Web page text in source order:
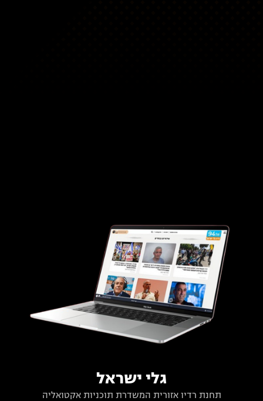
גלי ישראל
תחנת רדיו אזורית המשדרת תוכניות אקטואליה